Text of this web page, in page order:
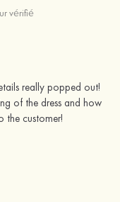
vérifié
really popped out!
of the dress and how
the customer!